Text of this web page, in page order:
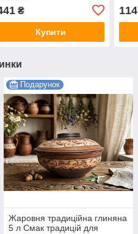
₴
Купити
114
Подарунок
Жаровня традиційна глиняна
5 л Смак традицій для